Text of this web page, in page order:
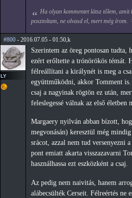
Ha olyan kommentet látsz tőlem, amit
posztoltam, ne olvasd el, mert még írom.
#800 - 2016.07.05 - 01:50,k
LY
Szerintem az öreg pontosan tudta,
ezért erőltette a trónörökös témát.
félreállítani a királynét is meg a
együttműködni, akkor Tomment
csaj a nagyinak rögtön ez után,
feleslegessé válnak az első életben
Margaery nyilván abban bízott,
megvonásán) keresztül még
srácot, azzal nem tud versenyezni
pont emiatt akarta visszazavarni
használhassa ezt eszközként a csaj.
Az pedig nem naivitás, hanem
alábecsülték Cerseit. Félreértés ne